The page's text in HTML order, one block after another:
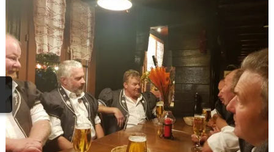
POSTERS
ALBUMS▼
FORMULAIRE DE CONTACT
PRESSE